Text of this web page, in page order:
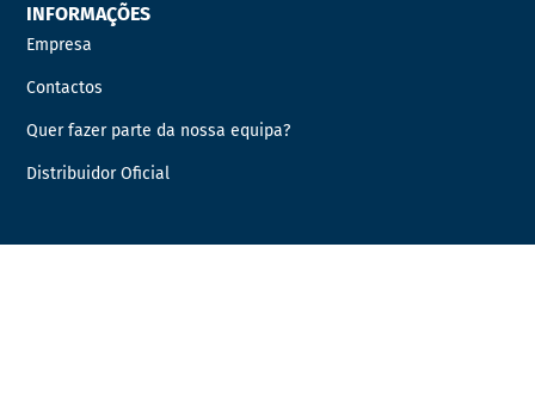
INFORMAÇÕES
Empresa
Contactos
Quer fazer parte da nossa equipa?
Distribuidor Oficial
PRODUTOS